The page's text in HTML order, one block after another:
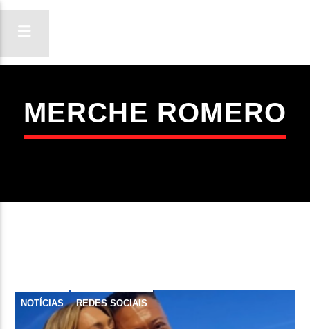
ON FM
LIGA-TE
MERCHE ROMERO
NOTÍCIAS REDES SOCIAIS